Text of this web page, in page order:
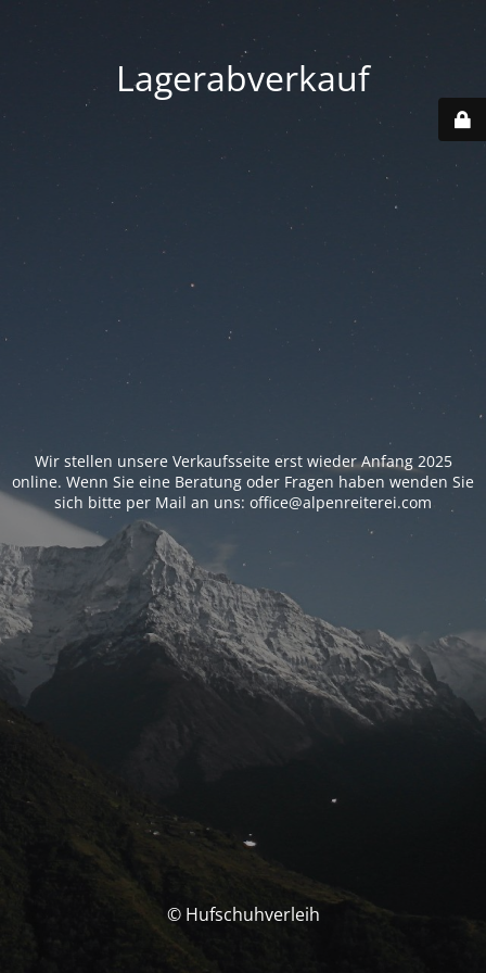
Lagerabverkauf
Wir stellen unsere Verkaufsseite erst wieder Anfang 2025
online. Wenn Sie eine Beratung oder Fragen haben wenden Sie
sich bitte per Mail an uns: office@alpenreiterei.com
© Hufschuhverleih